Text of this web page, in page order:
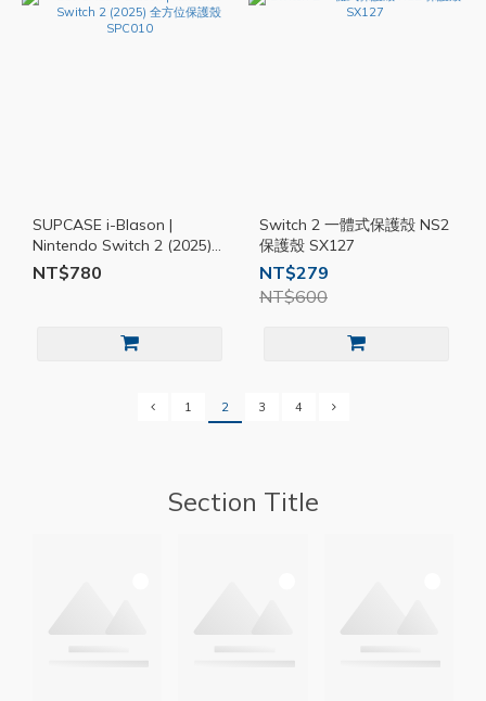
SUPCASE i-Blason |
Nintendo Switch 2 (2025)
全方位保護殼 SPC010
NT$780
Switch 2 一體式保護殻 NS2
保護殼 SX127
NT$279
NT$600
1 2 3 4
Section Title